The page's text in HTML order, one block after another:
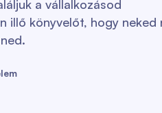
a vállalkozásod
illő könyvelőt, hogy neked